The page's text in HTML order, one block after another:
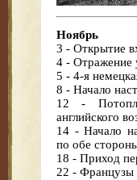
Ноябрь
3 - Открытие
4 - Отражение
5 - 4-я
8 - Начало
12 -
английского
14 - Начало
по обе
18 - Приход
22 - Французы